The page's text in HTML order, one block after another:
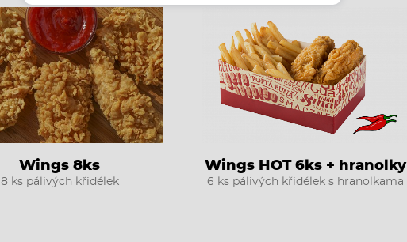
Wings 8ks
8 ks pálivých křidélek
Wings HOT 6ks + hranolky
6 ks pálivých křidélek s hranolkama